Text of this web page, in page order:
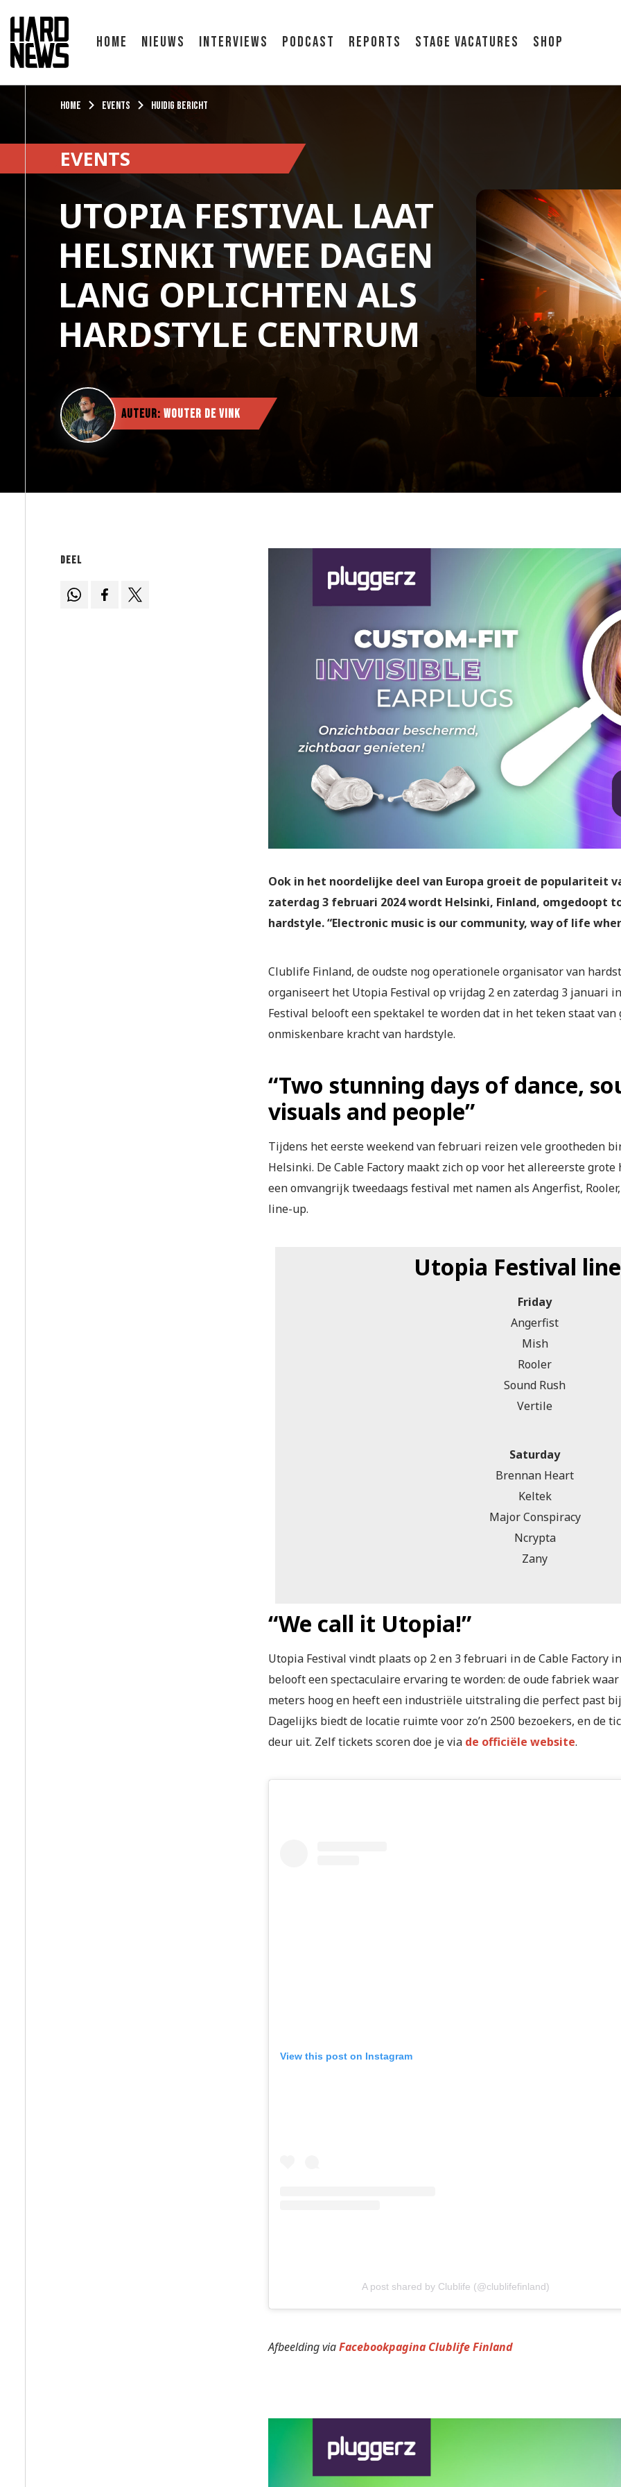
Home Nieuws Interviews Podcast Reports Stage vacatures Shop
Home Events Huidig bericht
EVENTS
UTOPIA FESTIVAL LAAT
HELSINKI TWEE DAGEN
LANG OPLICHTEN ALS
HARDSTYLE CENTRUM
Auteur: Wouter de Vink
Deel
Ook in het noordelijke deel van Europa groeit de populariteit
zaterdag 3 februari 2024 wordt Helsinki, Finland, omgedoopt
hardstyle. “Electronic music is our community, way of life
Clublife Finland, de oudste nog operationele organisator van
organiseert het Utopia Festival op vrijdag 2 en zaterdag 3 januari
Festival belooft een spektakel te worden dat in het teken staat van
onmiskenbare kracht van hardstyle.
“Two stunning days of dance,
visuals and people”
Tijdens het eerste weekend van februari reizen vele grootheden
Helsinki. De Cable Factory maakt zich op voor het allereerste
een omvangrijk tweedaags festival met namen als Angerfist,
line-up.
Utopia Festival
Friday
Angerfist
Mish
Rooler
Sound Rush
Vertile
Saturday
Brennan Heart
Keltek
Major Conspiracy
Ncrypta
Zany
“We call it Utopia!”
Utopia Festival vindt plaats op 2 en 3 februari in de Cable Factory
belooft een spectaculaire ervaring te worden: de oude fabriek
meters hoog en heeft een industriële uitstraling die perfect past
Dagelijks biedt de locatie ruimte voor zo’n 2500 bezoekers, en de
deur uit. Zelf tickets scoren doe je via de officiële website.
View this post on Instagram
A post shared by Clublife (@clublifefinland)
Afbeelding viaFacebookpagina Clublife Finland